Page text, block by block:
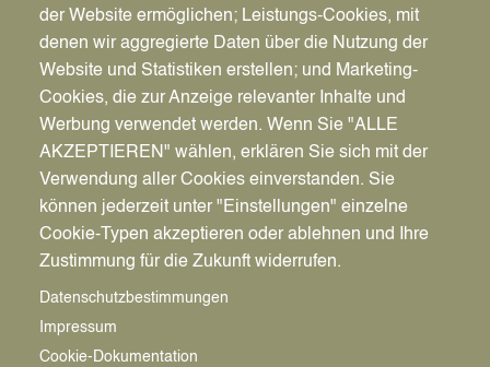
Pfadnavigation
Image
der Website ermöglichen; Leistungs-Cookies, mit
denen wir aggregierte Daten über die Nutzung der
Website und Statistiken erstellen; und Marketing-
Cookies, die zur Anzeige relevanter Inhalte und
Werbung verwendet werden. Wenn Sie "ALLE
AKZEPTIEREN" wählen, erklären Sie sich mit der
Verwendung aller Cookies einverstanden. Sie
können jederzeit unter "Einstellungen" einzelne
Cookie-Typen akzeptieren oder ablehnen und Ihre
Zustimmung für die Zukunft widerrufen.
Datenschutzbestimmungen
Impressum
Cookie-Dokumentation